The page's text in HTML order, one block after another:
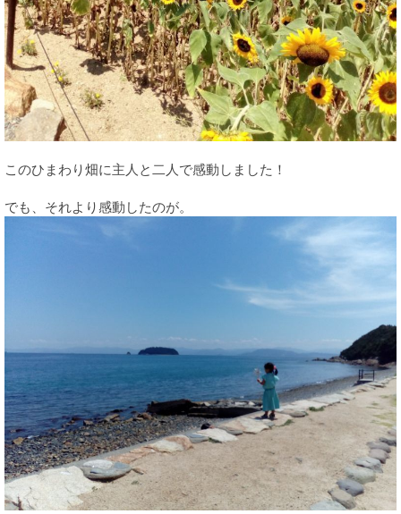
このひまわり畑に主人と二人で感動しました！
でも、それより感動したのが。